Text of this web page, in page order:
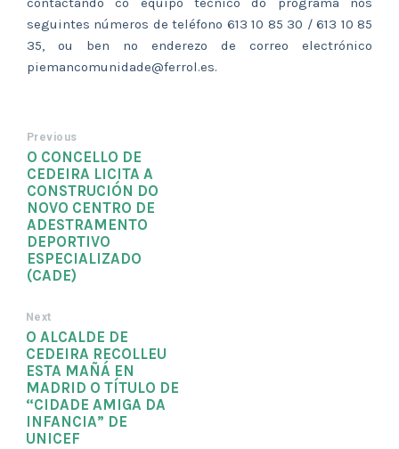
seguintes números de teléfono 613 10 85 30 / 613 10 85
35, ou ben no enderezo de correo electrónico
piemancomunidade@ferrol.es.
Previous
O CONCELLO DE
CEDEIRA LICITA A
CONSTRUCIÓN DO
NOVO CENTRO DE
ADESTRAMENTO
DEPORTIVO
ESPECIALIZADO
(CADE)
Next
O ALCALDE DE
CEDEIRA RECOLLEU
ESTA MAÑÁ EN
MADRID O TÍTULO DE
“CIDADE AMIGA DA
INFANCIA” DE
UNICEF